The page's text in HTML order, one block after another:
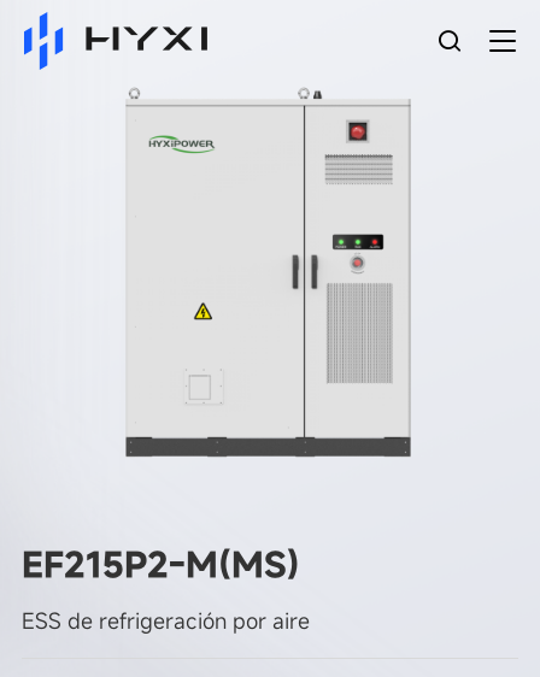
EF215P2-M(MS)
ESS de refrigeración por aire